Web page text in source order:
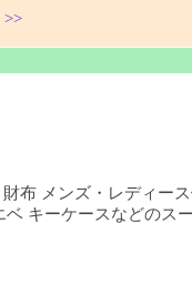
>>
布 メンズ・レディー
キーケースなどのス